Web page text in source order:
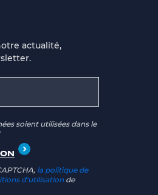
actualité,
soient utilisées dans le
la politique de
d'utilisationde